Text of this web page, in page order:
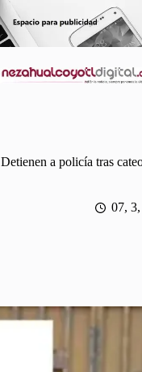
Saltar
al
contenido
Detienen a policía tras
07,